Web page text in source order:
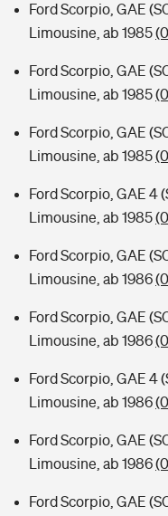
Ford Scorpio, GAE
Limousine, ab 1985
Ford Scorpio, GAE
Limousine, ab 1985
Ford Scorpio, GAE
Limousine, ab 1985
Ford Scorpio, GAE 4
Limousine, ab 1985
Ford Scorpio, GAE
Limousine, ab 1986
Ford Scorpio, GAE
Limousine, ab 1986
Ford Scorpio, GAE 4
Limousine, ab 1986
Ford Scorpio, GAE
Limousine, ab 1986
Ford Scorpio, GAE